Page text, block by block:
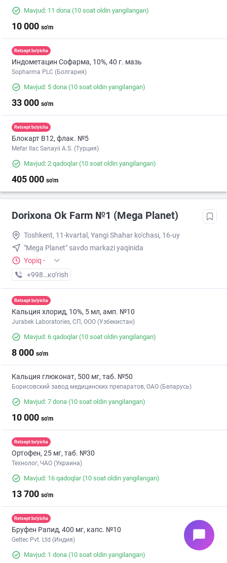
Mavjud: 11 dona (10 soat oldin yangilangan)
10 000 so'm
Retsept bo'yicha
Индометацин Софарма, 10%, 40 г. мазь
Sopharma PLC (Болгария)
Mavjud: 5 dona (10 soat oldin yangilangan)
33 000 so'm
Retsept bo'yicha
Блокарт B12, флак. №5
Mefar Ilac Sanayii A.S. (Турция)
Mavjud: 2 qadoqlar(10 soat oldin yangilangan)
405 000 so'm
Dorixona Ok Farm №1 (Mega Planet)
Toshkent, 11-kvartal, Yangi Shahar ko'chasi, 16-uy
"Mega Planet" savdo markazi yaqinida
Yopiq ·
+998 (90) XXX-XX-XX
кo’rish
Retsept bo'yicha
Кальция хлорид, 10%, 5 мл, амп. №10
Jurabek Laboratories, СП, ООО (Узбекистан)
Mavjud: 6 qadoqlar(10 soat oldin yangilangan)
8 000 so'm
Кальция глюконат, 500 мг, таб. №50
Борисовский завод медицинских препаратов, ОАО (Беларусь)
Mavjud: 7 dona (10 soat oldin yangilangan)
10 000 so'm
Retsept bo'yicha
Ортофен, 25 мг, таб. №30
Технолог, ЧАО (Украина)
Mavjud: 16 qadoqlar(10 soat oldin yangilangan)
13 700 so'm
Retsept bo'yicha
Бруфен Рапид, 400 мг, капс. №10
Geltec Pvt. Ltd (Индия)
Mavjud: 1 dona (10 soat oldin yangilangan)
chat_bubble